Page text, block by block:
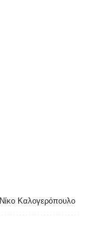
Καλογερόπουλο